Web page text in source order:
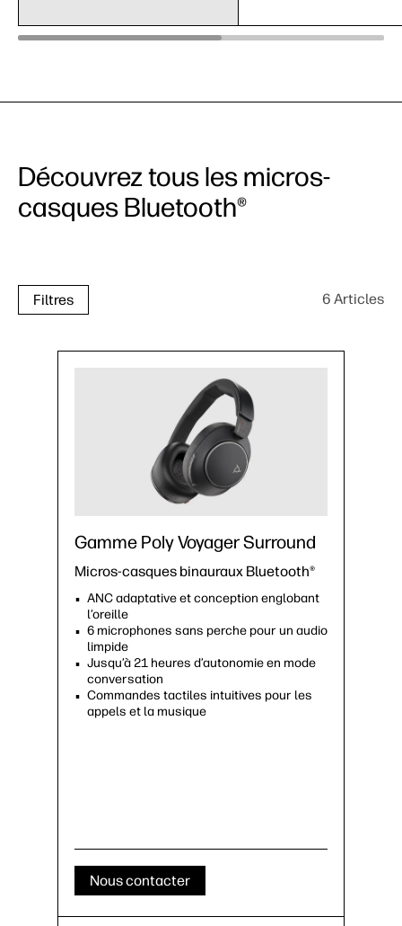
Découvrez tous les micros-
casques Bluetooth®
Filtres 6 Articles
Gamme Poly Voyager Surround
Micros-casques binauraux Bluetooth®
ANC adaptative et conception englobant
l’oreille
6 microphones sans perche pour un audio
limpide
Jusqu’à 21 heures d’autonomie en mode
conversation
Commandes tactiles intuitives pour les
appels et la musique
Nous contacter